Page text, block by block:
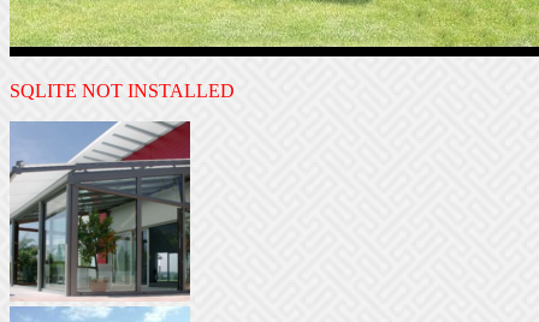
SQLITE NOT INSTALLED